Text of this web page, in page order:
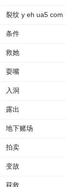
裂纹 y eh ua5 com
条件
救她
耍嘴
入洞
露出
地下赌场
拍卖
变故
获救